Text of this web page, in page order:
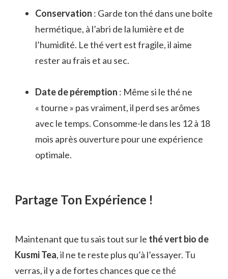
Conservation : Garde ton thé dans une boîte
hermétique, à l’abri de la lumière et de
l’humidité. Le thé vert est fragile, il aime
rester au frais et au sec.
Date de péremption : Même si le thé ne
« tourne » pas vraiment, il perd ses arômes
avec le temps. Consomme-le dans les 12 à 18
mois après ouverture pour une expérience
optimale.
Partage Ton Expérience !
Maintenant que tu sais tout sur le thé vert bio de
Kusmi Tea, il ne te reste plus qu’à l’essayer. Tu
verras, il y a de fortes chances que ce thé